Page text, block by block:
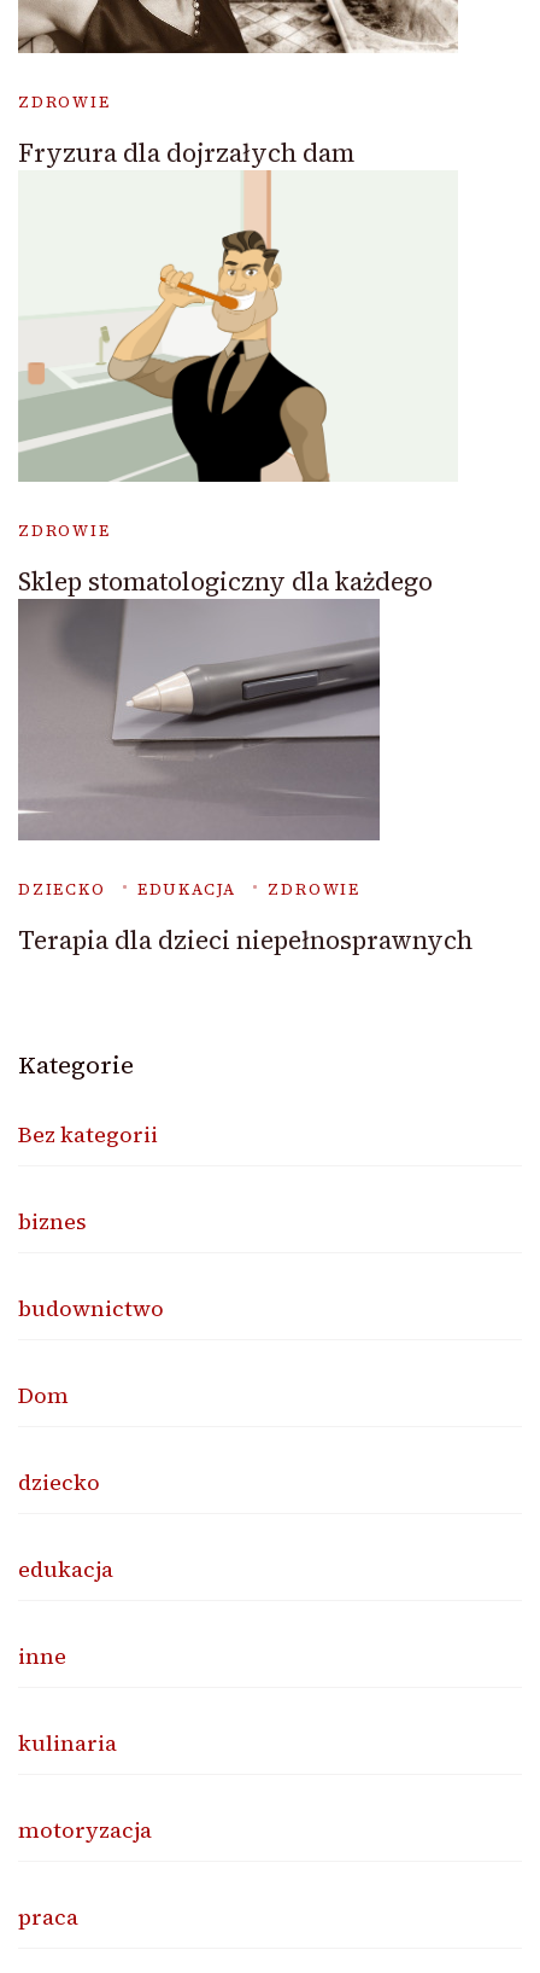
ZDROWIE
Fryzura dla dojrzałych dam
ZDROWIE
Sklep stomatologiczny dla każdego
DZIECKO EDUKACJA ZDROWIE
Terapia dla dzieci niepełnosprawnych
Kategorie
Bez kategorii
biznes
budownictwo
Dom
dziecko
edukacja
inne
kulinaria
motoryzacja
praca